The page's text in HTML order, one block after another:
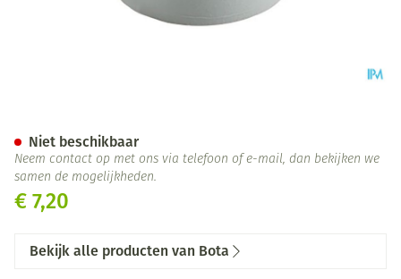
€ 7,20
Niet beschikbaar
Neem contact op met ons via telefoon of e-mail, dan bekijken we
samen de mogelijkheden.
Bekijk alle producten van Bota